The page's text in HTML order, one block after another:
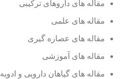
مقاله های داروهای ترکیبی
مقاله های علمی
مقاله های عصاره گیری
مقاله های آموزشی
مقاله های گیاهان دارویی و ادویه